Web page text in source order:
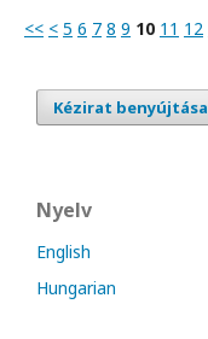
<< < 5 6 7 8 9 10 11 12
Kézirat benyújtása
Nyelv
English
Hungarian